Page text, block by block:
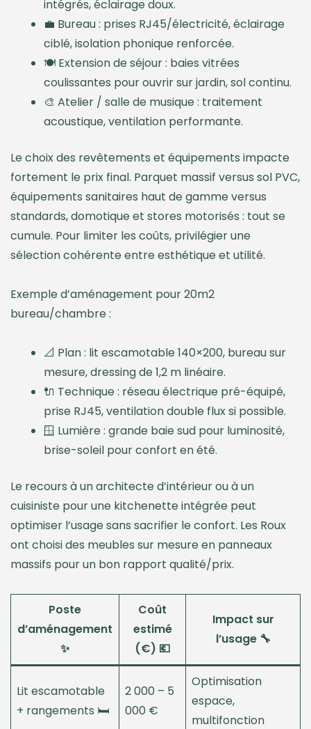
intégrés, éclairage doux.
💼 Bureau : prises RJ45/électricité, éclairage
ciblé, isolation phonique renforcée.
🍽️ Extension de séjour : baies vitrées
coulissantes pour ouvrir sur jardin, sol continu.
🎨 Atelier / salle de musique : traitement
acoustique, ventilation performante.
Le choix des revêtements et équipements impacte
fortement le prix final. Parquet massif versus sol PVC,
équipements sanitaires haut de gamme versus
standards, domotique et stores motorisés : tout se
cumule. Pour limiter les coûts, privilégier une
sélection cohérente entre esthétique et utilité.
Exemple d’aménagement pour 20m2
bureau/chambre :
📐 Plan : lit escamotable 140×200, bureau sur
mesure, dressing de 1,2 m linéaire.
🔌 Technique : réseau électrique pré-équipé,
prise RJ45, ventilation double flux si possible.
🪟 Lumière : grande baie sud pour luminosité,
brise-soleil pour confort en été.
Le recours à un architecte d’intérieur ou à un
cuisiniste pour une kitchenette intégrée peut
optimiser l’usage sans sacrifier le confort. Les Roux
ont choisi des meubles sur mesure en panneaux
massifs pour un bon rapport qualité/prix.
Poste
d’aménagement
✨
Coût
estimé
(€) 💶
Impact sur
l’usage 🔧
Lit escamotable
+ rangements 🛏️
2 000 – 5
000 €
Optimisation
espace,
multifonction